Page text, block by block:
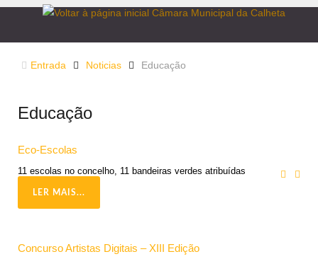
Entrada Noticias Educação
Educação
Eco-Escolas
11 escolas no concelho, 11 bandeiras verdes atribuídas
LER MAIS...
Concurso Artistas Digitais – XIII Edição